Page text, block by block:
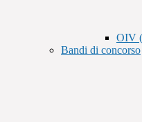
OIV
Bandi di concorso